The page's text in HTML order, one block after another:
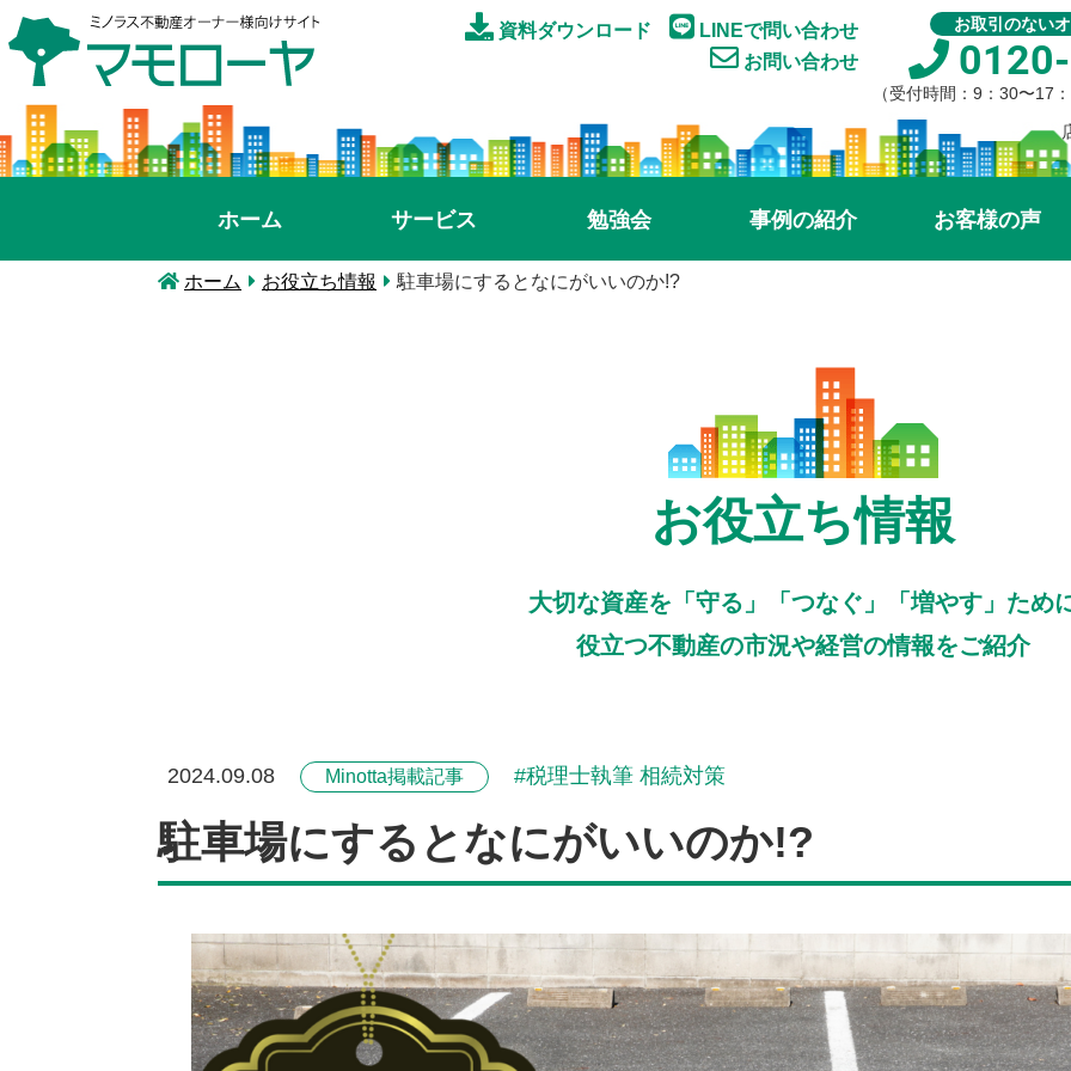
資料ダウンロード
LINEで問い合わせ
お問い合わせ
お取引のない
（受付時間：9：30〜17
ホーム サービス 勉強会 事例の紹介 お客様の声
ホーム お役立ち情報 駐車場にするとなにがいいのか!?
お役立ち情報
大切な資産を「守る」「つなぐ」「増やす」ため
役立つ不動産の市況や経営の情報をご紹介
2024.09.08 Minotta掲載記事 税理士執筆 相続対策
駐車場にするとなにがいいのか!?